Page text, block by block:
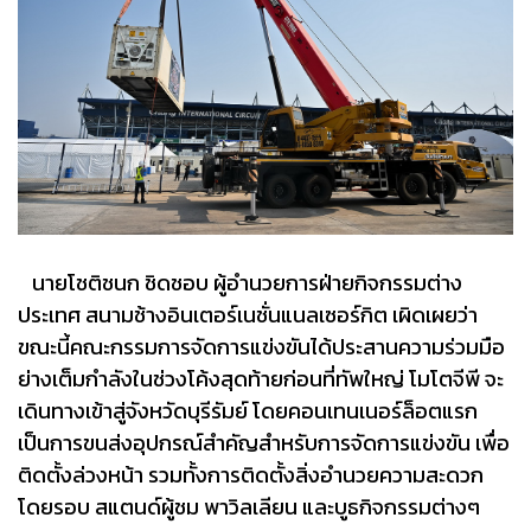
นายโชติชนก ชิดชอบ ผู้อำนวยการฝ่ายกิจกรรมต่าง
ประเทศ สนามช้างอินเตอร์เนชั่นแนลเซอร์กิต เผิดเผยว่า
ขณะนี้คณะกรรมการจัดการแข่งขันได้ประสานความร่วมมือ
ย่างเต็มกำลังในช่วงโค้งสุดท้ายก่อนที่ทัพใหญ่ โมโตจีพี จะ
เดินทางเข้าสู่จังหวัดบุรีรัมย์ โดยคอนเทนเนอร์ล็อตแรก
เป็นการขนส่งอุปกรณ์สำคัญสำหรับการจัดการแข่งขัน เพื่อ
ติดตั้งล่วงหน้า รวมทั้งการติดตั้งสิ่งอำนวยความสะดวก
โดยรอบ สแตนด์ผู้ชม พาวิลเลียน และบูธกิจกรรมต่างๆ